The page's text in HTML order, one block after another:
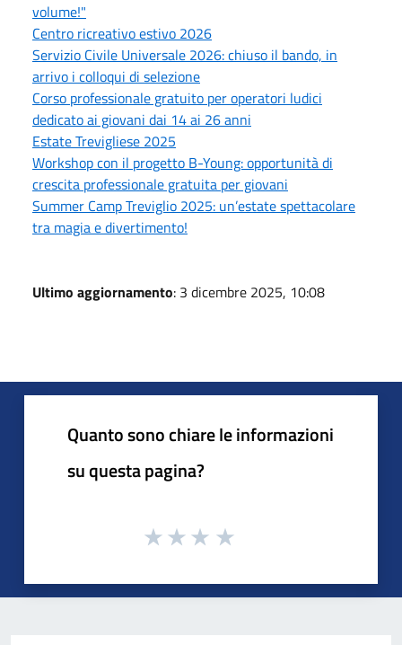
volume!"
Centro ricreativo estivo 2026
Servizio Civile Universale 2026: chiuso il bando, in
arrivo i colloqui di selezione
Corso professionale gratuito per operatori ludici
dedicato ai giovani dai 14 ai 26 anni
Estate Trevigliese 2025
Workshop con il progetto B-Young: opportunità di
crescita professionale gratuita per giovani
Summer Camp Treviglio 2025: un’estate spettacolare
tra magia e divertimento!
Ultimo aggiornamento: 3 dicembre 2025, 10:08
Quanto sono chiare le informazioni
su questa pagina?